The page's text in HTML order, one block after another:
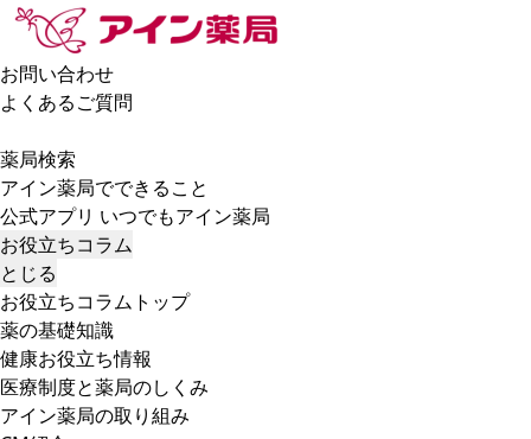
お問い合わせ
よくあるご質問
薬局検索
アイン薬局でできること
公式アプリ いつでもアイン薬局
お役立ちコラム
とじる
お役立ちコラムトップ
薬の基礎知識
健康お役立ち情報
医療制度と薬局のしくみ
アイン薬局の取り組み